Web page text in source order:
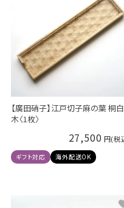
【廣田硝子】江戸切子麻の葉 桐白
木〈1枚〉
27,500
ギフト対応 海外配送OK